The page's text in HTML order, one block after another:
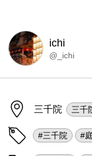
ichi
@_ichi
三千院 三千
#三千院 #庭